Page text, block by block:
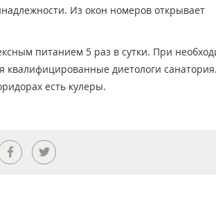
Из окон номеров открывает
питанием 5 раз в сутки. При
диетологи санатория.
есть кулеры.